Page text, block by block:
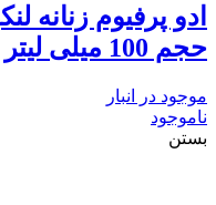
حجم 100 میلی لیتر
موجود در انبار
ناموجود
بستن